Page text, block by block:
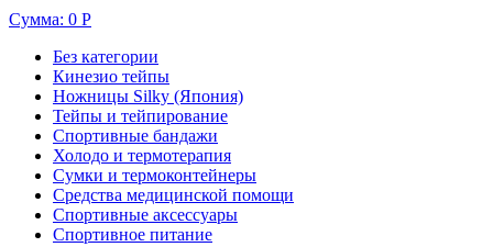
Сумма: 0 Р
Без категории
Кинезио тейпы
Ножницы Silky (Япония)
Тейпы и тейпирование
Спортивные бандажи
Холодо и термотерапия
Сумки и термоконтейнеры
Средства медицинской помощи
Спортивные аксессуары
Спортивное питание